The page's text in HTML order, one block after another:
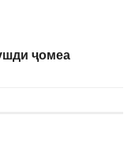
ҷомеа